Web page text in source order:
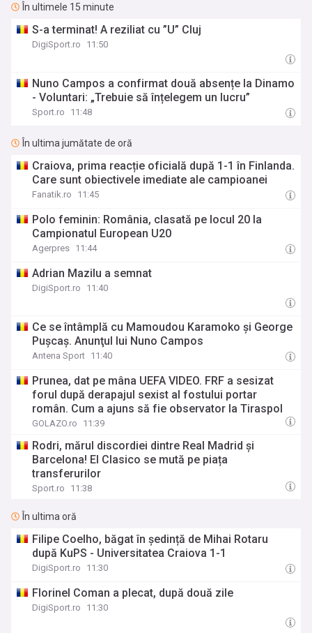
În ultimele 15 minute
S-a terminat! A reziliat cu ”U” Cluj
DigiSport.ro 11:50
Nuno Campos a confirmat două absențe la Dinamo
- Voluntari: „Trebuie să înțelegem un lucru”
Sport.ro 11:48
În ultima jumătate de oră
Craiova, prima reacție oficială după 1-1 în Finlanda.
Care sunt obiectivele imediate ale campioanei
Fanatik.ro 11:45
Polo feminin: România, clasată pe locul 20 la
Campionatul European U20
Agerpres 11:44
Adrian Mazilu a semnat
DigiSport.ro 11:40
Ce se întâmplă cu Mamoudou Karamoko și George
Pușcaș. Anunţul lui Nuno Campos
Antena Sport 11:40
Prunea, dat pe mâna UEFA VIDEO. FRF a sesizat
forul după derapajul sexist al fostului portar
român. Cum a ajuns să fie observator la Tiraspol
GOLAZO.ro 11:39
Rodri, mărul discordiei dintre Real Madrid și
Barcelona! El Clasico se mută pe piața
transferurilor
Sport.ro 11:38
În ultima oră
Filipe Coelho, băgat în ședință de Mihai Rotaru
după KuPS - Universitatea Craiova 1-1
DigiSport.ro 11:30
Florinel Coman a plecat, după două zile
DigiSport.ro 11:30